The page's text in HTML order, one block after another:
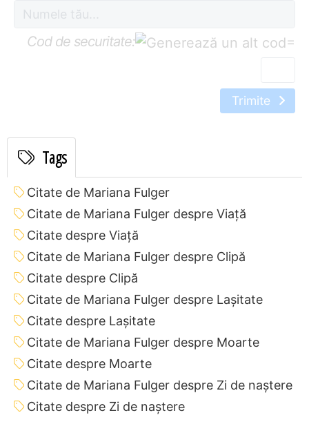
Cod de securitate: =
Trimite
Tags
Citate de Mariana Fulger
Citate de Mariana Fulger despre Viață
Citate despre Viață
Citate de Mariana Fulger despre Clipă
Citate despre Clipă
Citate de Mariana Fulger despre Lașitate
Citate despre Lașitate
Citate de Mariana Fulger despre Moarte
Citate despre Moarte
Citate de Mariana Fulger despre Zi de naștere
Citate despre Zi de naștere